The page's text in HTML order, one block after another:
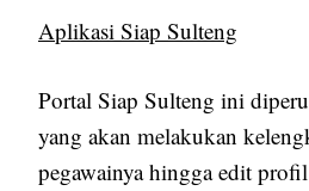
Aplikasi Siap Sulteng
Portal Siap Sulteng ini
yang akan melakukan
pegawainya hingga edit